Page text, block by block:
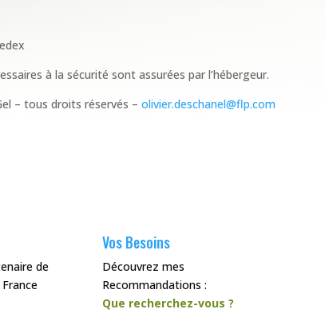
à la sécurité sont assurées par l’hébergeur.
– tous droits réservés –olivier.deschanel@flp.com
de
Vos Besoins
Découvrez mes
Recommandations :
Que recherchez-vous ?